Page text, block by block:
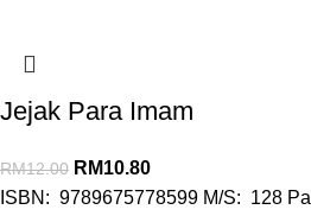
Jejak Para Imam
RM12.00 RM10.80
ISBN: 9789675778599 M/S: 128